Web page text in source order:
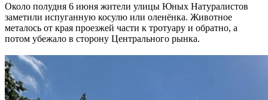
Около полудня 6 июня жители улицы Юных Натуралистов
заметили испуганную косулю или оленёнка. Животное
металось от края проезжей части к тротуару и обратно, а
потом убежало в сторону Центрального рынка.